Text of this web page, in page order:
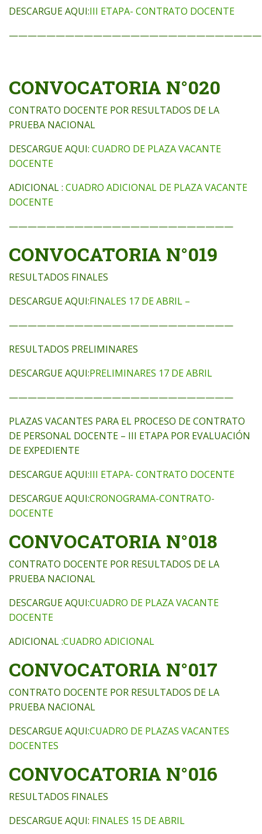
DESCARGUE AQUI:III ETAPA- CONTRATO DOCENTE
CONVOCATORIA N°020
CONTRATO DOCENTE POR RESULTADOS DE LA
PRUEBA NACIONAL
DESCARGUE AQUI: CUADRO DE PLAZA VACANTE
DOCENTE
ADICIONAL : CUADRO ADICIONAL DE PLAZA VACANTE
DOCENTE
————————————————————————
CONVOCATORIA N°019
RESULTADOS FINALES
DESCARGUE AQUI:FINALES 17 DE ABRIL –
————————————————————————
RESULTADOS PRELIMINARES
DESCARGUE AQUI:PRELIMINARES 17 DE ABRIL
————————————————————————
PLAZAS VACANTES PARA EL PROCESO DE CONTRATO
DE PERSONAL DOCENTE – III ETAPA POR EVALUACIÓN
DE EXPEDIENTE
DESCARGUE AQUI:III ETAPA- CONTRATO DOCENTE
DESCARGUE AQUI:CRONOGRAMA-CONTRATO-
DOCENTE
CONVOCATORIA N°018
CONTRATO DOCENTE POR RESULTADOS DE LA
PRUEBA NACIONAL
DESCARGUE AQUI:CUADRO DE PLAZA VACANTE
DOCENTE
ADICIONAL :CUADRO ADICIONAL
CONVOCATORIA N°017
CONTRATO DOCENTE POR RESULTADOS DE LA
PRUEBA NACIONAL
DESCARGUE AQUI:CUADRO DE PLAZAS VACANTES
DOCENTES
CONVOCATORIA N°016
RESULTADOS FINALES
DESCARGUE AQUI: FINALES 15 DE ABRIL